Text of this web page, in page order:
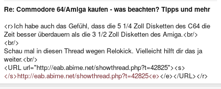
Re: Commodore 64/Amiga kaufen - was beachten? Tipps und mehr
<r>Ich habe auch das Gefühl, dass die 5 1/4 Zoll Disketten des C64 die
Zeit besser überdauern als die 3 1/2 Zoll Disketten des Amiga.<br/>
<br/>
Schau mal in diesen Thread wegen Relokick. Vielleicht hilft dir das ja
weiter.<br/>
<URL url="http://eab.abime.net/showthread.php?t=42825"><s>
</s>http://eab.abime.net/showthread.php?t=42825<e></e></URL></r>